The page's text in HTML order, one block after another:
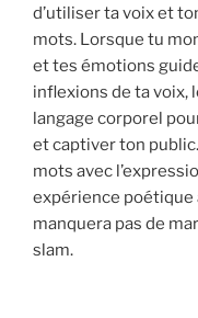
d’utiliser ta voix et
mots. Lorsque tu
et tes émotions
inflexions de ta voix,
langage corporel
et captiver ton
mots avec
expérience
manquera pas de
slam.